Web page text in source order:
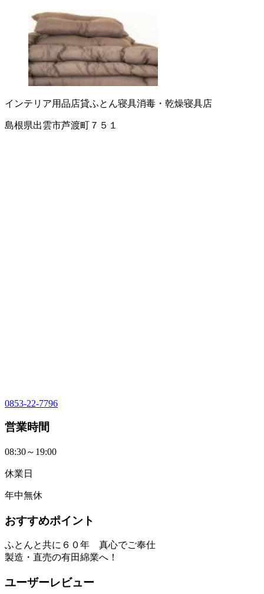
インテリア用品店貸ふとん寝具消毒・乾燥寝具店
島根県出雲市芦渡町７５１
0853-22-7796
営業時間
08:30～19:00
休業日
年中無休
おすすめポイント
ふとんと共に６０年 真心でご奉仕
製造・直売の有田綿業へ！
ユーザーレビュー